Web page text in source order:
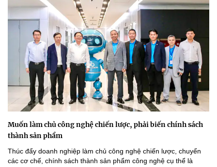
Giám đốc Trung tâm Truyền thông Khoa học và Công nghệ.
Liên hệ
Địa chỉ: Ban Biên tập Cổng TTĐT - 18 Nguyễn Du, TP. Hà Nội
Điện thoại: 024 3936 9506
Email:stc@mst.gov.vn
©2026 Bản quyền thuộc Bộ Khoa Học và Công Nghệ
(Ghi rõ nguồn "https://mst.gov.vn" khi phát hành lại thông tin từ
website này)
Muốn làm chủ công nghệ chiến lược, phải biến chính sách
thành sản phẩm
Thúc đẩy doanh nghiệp làm chủ công nghệ chiến lược, chuyển
các cơ chế, chính sách thành sản phẩm công nghệ cụ thể là